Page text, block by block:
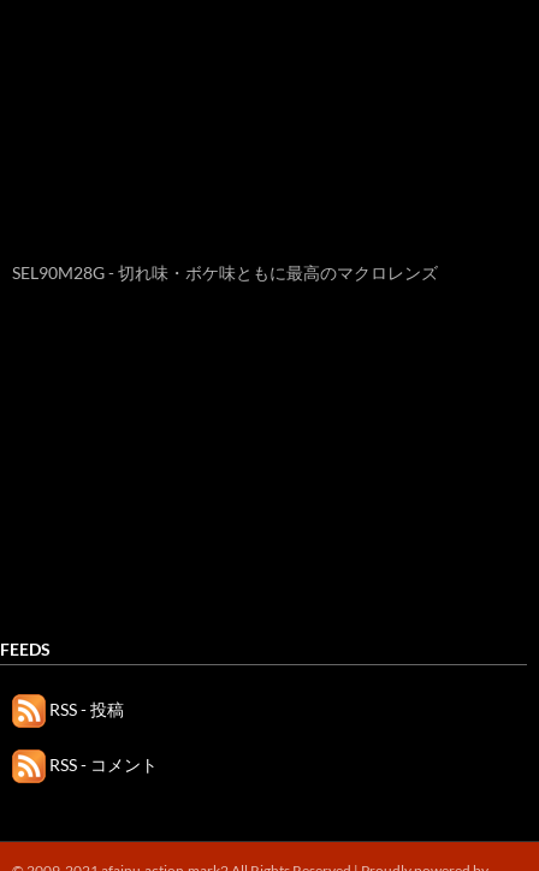
SEL90M28G - 切れ味・ボケ味ともに最高のマクロレンズ
FEEDS
RSS - 投稿
RSS - コメント